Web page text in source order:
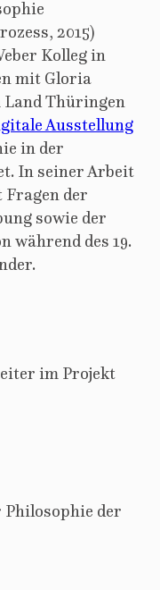
2015)
Kolleg in
mit Gloria
Land Thüringen
Ausstellung
in der
In seiner Arbeit
Fragen der
sowie der
während des 19.
im Projekt
der